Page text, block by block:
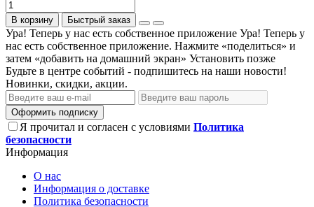
В корзину Быстрый заказ
Ура! Теперь у нас есть собственное приложение Ура! Теперь у
нас есть собственное приложение. Нажмите «поделиться» и
затем «добавить на домашний экран» Установить позже
Будьте в центре событий - подпишитесь на наши новости!
Новинки, скидки, акции.
Оформить подписку
Я прочитал и согласен с условиями Политика
безопасности
Информация
О нас
Информация о доставке
Политика безопасности